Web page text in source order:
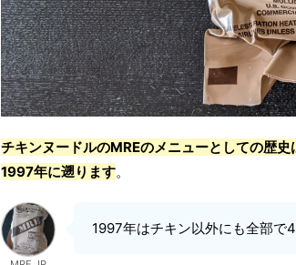
チキンヌードルのMREのメニューとしての歴
1997年に遡ります。
1997年はチキン以外にも全部で